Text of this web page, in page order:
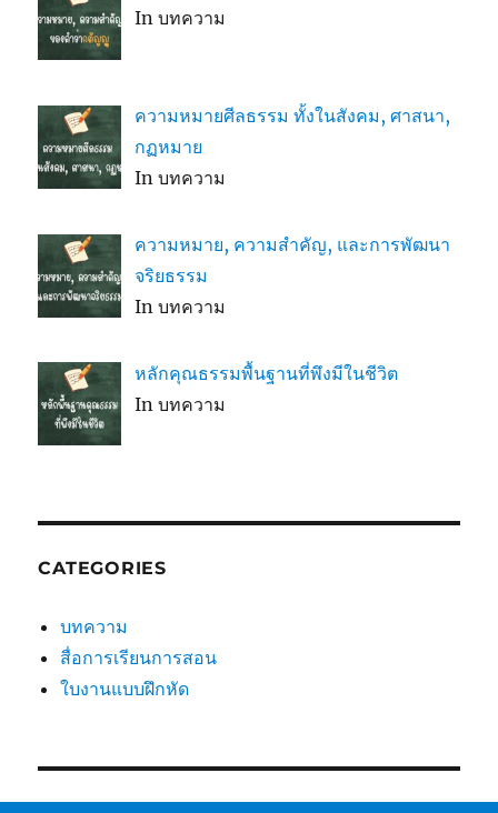
In บทความ
ความหมายศีลธรรม ทั้งในสังคม, ศาสนา,
กฏหมาย
In บทความ
ความหมาย, ความสำคัญ, และการพัฒนา
จริยธรรม
In บทความ
หลักคุณธรรมพื้นฐานที่พึงมีในชีวิต
In บทความ
CATEGORIES
บทความ
สื่อการเรียนการสอน
ใบงานแบบฝึกหัด